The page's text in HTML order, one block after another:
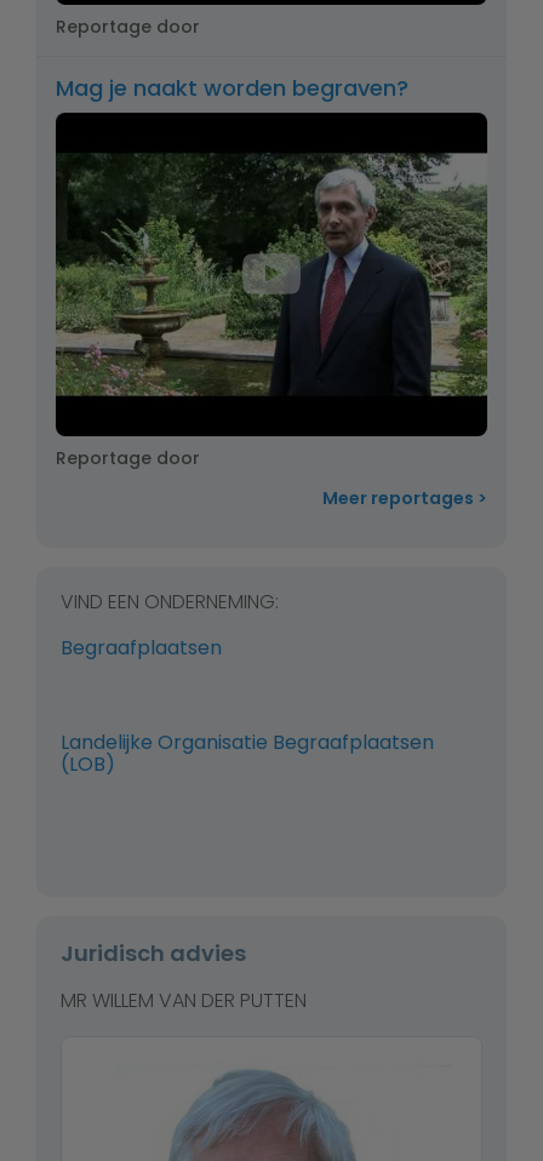
Reportage door
Mag je naakt worden begraven?
Reportage door
Meer reportages
VIND EEN ONDERNEMING:
Begraafplaatsen
Landelijke Organisatie Begraafplaatsen
(LOB)
Juridisch advies
MR WILLEM VAN DER PUTTEN